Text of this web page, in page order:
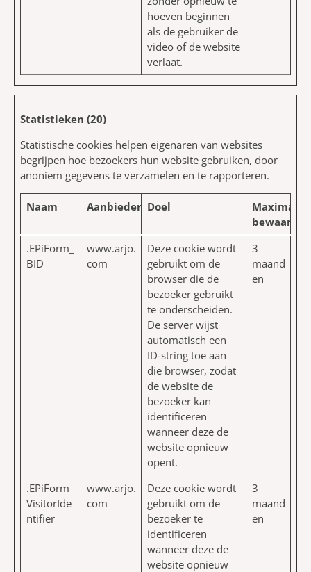
hoeven beginnen
als de gebruiker de
video of de website
verlaat.
Statistieken (20)
Statistische cookies helpen eigenaren van websites
begrijpen hoe bezoekers hun website gebruiken, door
anoniem gegevens te verzamelen en te rapporteren.
Naam Aanbieder Doel
Maximale
.EPiForm_
BID
www.arjo.
com
Deze cookie wordt
gebruikt om de
browser die de
bezoeker gebruikt
te onderscheiden.
De server wijst
automatisch een
ID-string toe aan
die browser, zodat
de website de
bezoeker kan
identificeren
wanneer deze de
website opnieuw
opent.
3
maand
en
.EPiForm_
VisitorIde
ntifier
www.arjo.
com
Deze cookie wordt
gebruikt om de
bezoeker te
identificeren
wanneer deze de
website opnieuw
3
maand
en